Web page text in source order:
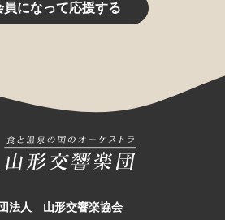
員になって応援する
法人 山形交響楽協会